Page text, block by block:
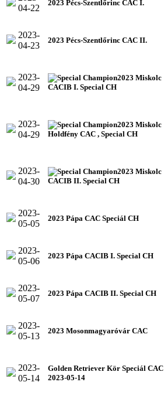
04-22
2023 Pécs-Szentlőrinc CAC I.
2023-
04-23
2023 Pécs-Szentlőrinc CAC II.
2023-
04-29
2023 Miskolc
CACIB I. Special CH
2023-
04-29
2023 Miskolc
Holdfény CAC , Special CH
2023-
04-30
2023 Miskolc
CACIB II. Special CH
2023-
05-05
2023 Pápa CAC Speciál CH
2023-
05-06
2023 Pápa CACIB I. Special CH
2023-
05-07
2023 Pápa CACIB II. Special CH
2023-
05-13
2023 Mosonmagyaróvár CAC
2023-
05-14
Golden Retriever Kör Speciál CAC
2023-05-14